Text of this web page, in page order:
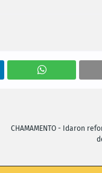
CHAMAMENTO - Idaron